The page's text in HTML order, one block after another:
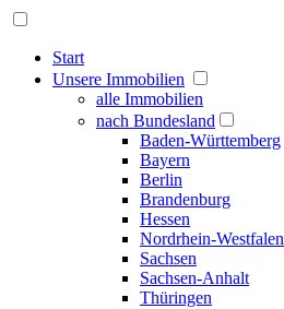
Start
Unsere Immobilien
alle Immobilien
nach Bundesland
Baden-Württemberg
Bayern
Berlin
Brandenburg
Hessen
Nordrhein-Westfalen
Sachsen
Sachsen-Anhalt
Thüringen